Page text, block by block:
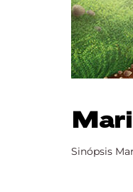
Mari
Sinópsis